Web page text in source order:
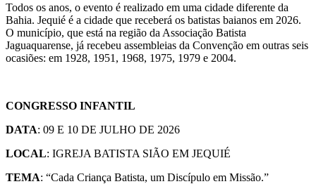
Todos os anos, o evento é realizado em uma cidade diferente da
Bahia. Jequié é a cidade que receberá os batistas baianos em 2026.
O município, que está na região da Associação Batista
Jaguaquarense, já recebeu assembleias da Convenção em outras seis
ocasiões: em 1928, 1951, 1968, 1975, 1979 e 2004.
CONGRESSO INFANTIL
DATA: 09 E 10 DE JULHO DE 2026
LOCAL: IGREJA BATISTA SIÃO EM JEQUIÉ
TEMA: “Cada Criança Batista, um Discípulo em Missão.”